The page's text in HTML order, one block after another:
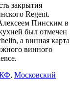
закрытия
Regent.
Пинским в
был отмечен
а винная карта
винного
, Московский